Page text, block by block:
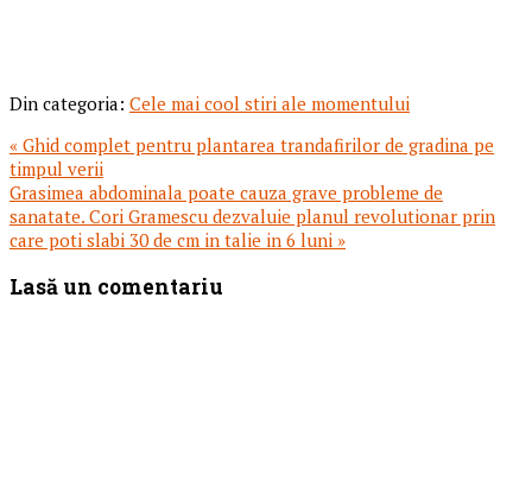
Din categoria: Cele mai cool stiri ale momentului
Articol
anterior:
« Ghid complet pentru plantarea trandafirilor de gradina pe
timpul verii
Articolul
urmator:
Grasimea abdominala poate cauza grave probleme de
sanatate. Cori Gramescu dezvaluie planul revolutionar prin
care poti slabi 30 de cm in talie in 6 luni »
Reader
Interactions
Lasă un comentariu